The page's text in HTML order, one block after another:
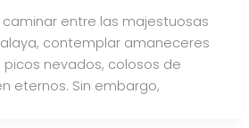
entre las majestuosas
contemplar amaneceres
nevados, colosos de
eternos. Sin embargo,